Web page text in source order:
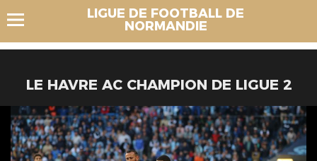
LIGUE DE FOOTBALL DE
NORMANDIE
LE HAVRE AC CHAMPION DE LIGUE 2